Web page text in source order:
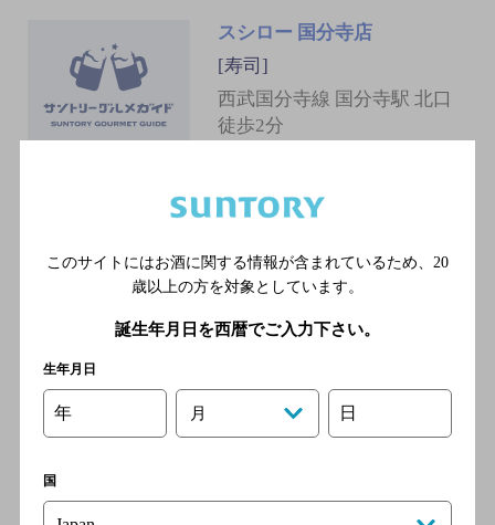
スシロー 国分寺店
[寿司]
西武国分寺線 国分寺駅 北口
徒歩2分
鶏酔炭
[焼き鳥]
ＪＲ中央本線 国分寺駅／Ｊ
武国分寺線 国分寺駅／西武
壺中の天 国分寺
ＪＲ中央線 国分寺駅 南口 徒
このサイトにはお酒に関する情報が含まれているため、 20
歳以上の方を対象としています。
誕生年月日を西暦でご入力下さい。
生年月日
年 月 日
国